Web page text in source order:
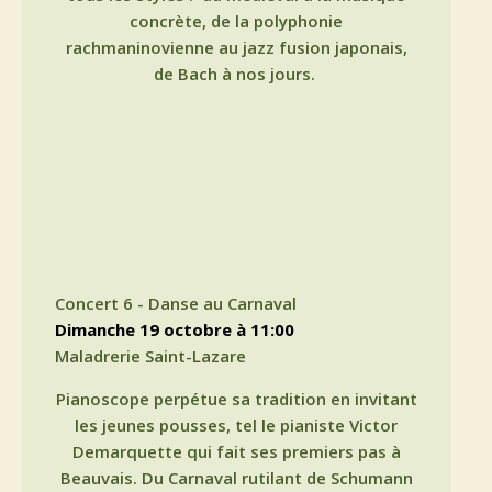
concrète, de la polyphonie
rachmaninovienne au jazz fusion japonais,
de Bach à nos jours.
Concert 6 - Danse au Carnaval
dimanche 19 octobre à 11:00
Maladrerie Saint-Lazare
Pianoscope perpétue sa tradition en invitant
les jeunes pousses, tel le pianiste Victor
Demarquette qui fait ses premiers pas à
Beauvais. Du Carnaval rutilant de Schumann